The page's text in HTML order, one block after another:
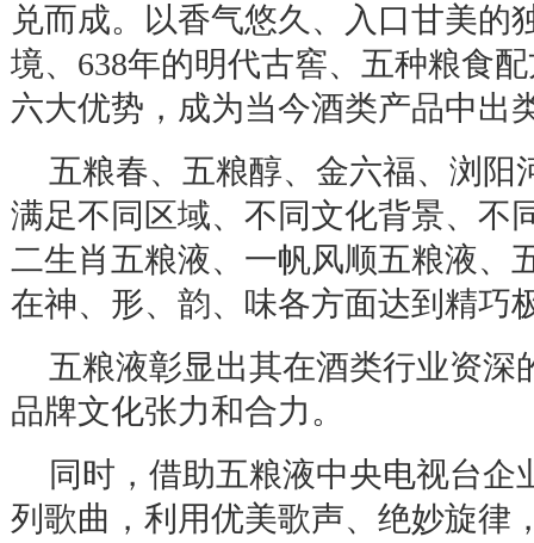
兑而成。以香气悠久、入口甘美的
境、 638年的明代古窖、五种粮食
六大优势，成为当今酒类产品中出
五粮春、五粮醇、金六福、浏阳
满足不同区域、不同文化背景、不
二生肖五粮液、一帆风顺五粮液、
在神、形、韵、味各方面达到精巧
五粮液彰显出其在酒类行业资深
品牌文化张力和合力。
同时，借助五粮液中央电视台
列歌曲，利用优美歌声、绝妙旋律